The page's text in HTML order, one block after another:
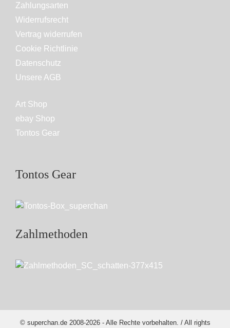
Zahlungsarten
Widerrufsrecht
Vertrag widerrufen
Cookie Richtlinie
Datenschutz
Unsere AGB
Art Shop
ebay Shop
Tontos Gear
Tontos Gear
Zahlmethoden
© superchan.de 2008-2026 - Alle Rechte vorbehalten. / All rights